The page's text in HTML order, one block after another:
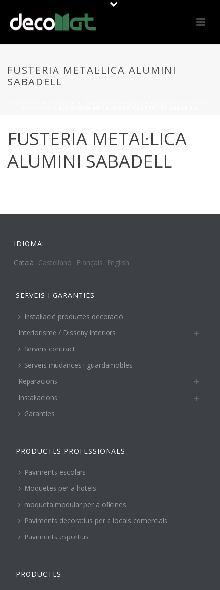
FUSTERIA METAL·LICA ALUMINI
SABADELL
FUSTERIA METAL·LICA
ALUMINI SABADELL
IDIOMA:
Català Castellano Français English
SERVEIS I GARANTIES
Instal·lació productes decoració
Interiorisme / Disseny interiors
Serveis contract
Serveis mudances i guardamobles
Reparacions
Instal·lacions
Garanties
PRODUCTES PROFESSIONALS
Paviments escolars
Moquetes per a hotels
moqueta modular per a oficines
Paviments decoratius per a locals comercials
Paviments esportius
PRODUCTES